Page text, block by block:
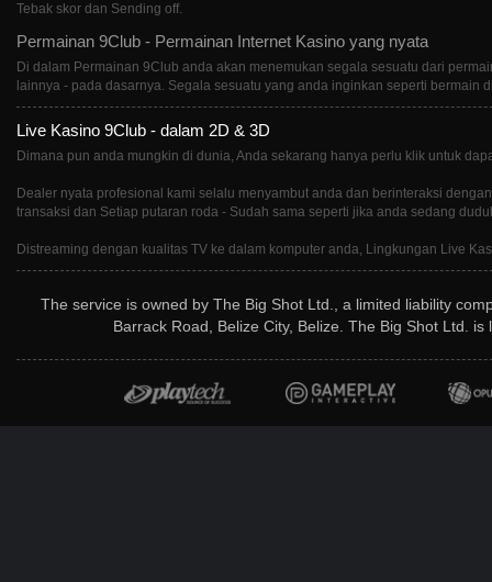
Tebak skor dan Sending off.
Permainan 9Club - Permainan Internet Kasino yang nyata
Di dalam Permainan 9Club anda akan menemukan segala sesuatu dari
lainnya - pada dasarnya. Segala sesuatu yang anda inginkan seperti bermain
Live Kasino 9Club - dalam 2D & 3D
Dimana pun anda mungkin di dunia, Anda sekarang hanya perlu klik untuk
Dealer nyata profesional kami selalu menyambut anda dan berinteraksi
transaksi dan Setiap putaran roda - Sudah sama seperti jika anda sedang
Distreaming dengan kualitas TV ke dalam komputer anda, Lingkungan Live
The service is owned by The Big Shot Ltd., a limited liability
Barrack Road, Belize City, Belize. The Big Shot Ltd.